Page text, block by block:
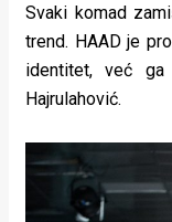
Svaki komad
trend. HAAD je
identitet, već ga
Hajrulahović.